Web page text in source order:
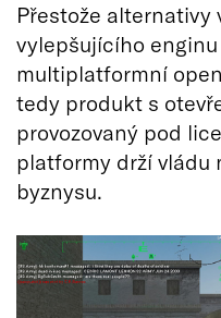
Přestože alternativy
vylepšujícího
multiplatformní
tedy produkt s
provozovaný pod
platformy drží vládu
byznysu.